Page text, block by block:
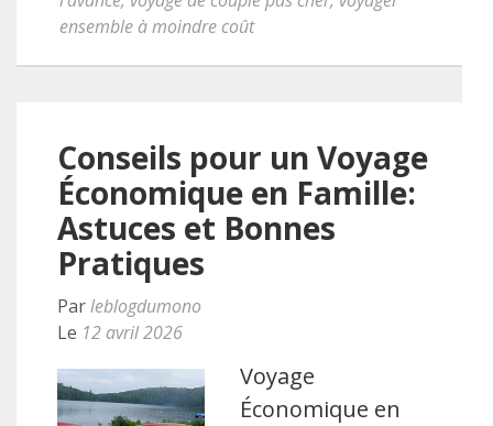
ensemble à moindre coût
Conseils pour un Voyage
Économique en Famille:
Astuces et Bonnes
Pratiques
Parleblogdumono
Le 12 avril 2026
Voyage
Économique en